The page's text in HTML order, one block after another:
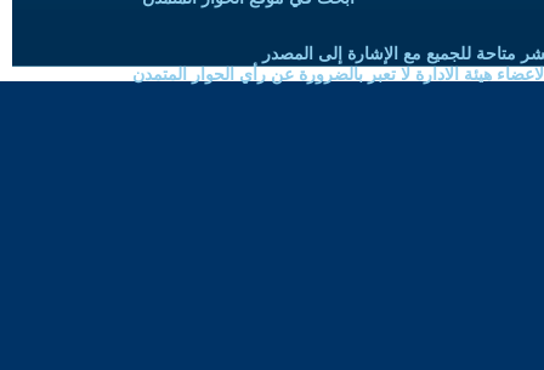
متاحة للجميع مع الإشارة إلى المصدر
هيئة الادارة لا تعبر بالضرورة عن رأي الحوار المتمدن